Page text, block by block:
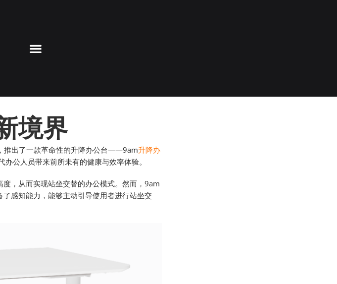
境界
推出了一款革命性的升降办公台——9am升降办
公人员带来前所未有的健康与效率体验。
，从而实现站坐交替的办公模式。然而，9am
感知能力，能够主动引导使用者进行站坐交